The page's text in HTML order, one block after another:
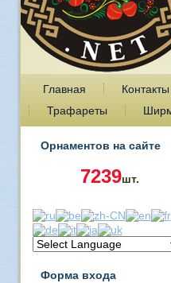
Главная Контакты
Трафареты
Орнаментов на сайте
7239шт.
Форма входа